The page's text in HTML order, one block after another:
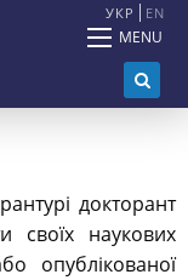
УКР EN
MENU
докторант
своїх наукових
опублікованої